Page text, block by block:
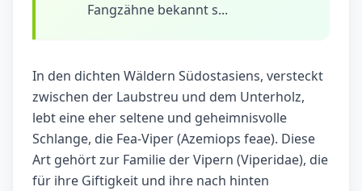
Fangzähne bekannt s...
In den dichten Wäldern Südostasiens, versteckt
zwischen der Laubstreu und dem Unterholz,
lebt eine eher seltene und geheimnisvolle
Schlange, die Fea-Viper (Azemiops feae). Diese
Art gehört zur Familie der Vipern (Viperidae), die
für ihre Giftigkeit und ihre nach hinten